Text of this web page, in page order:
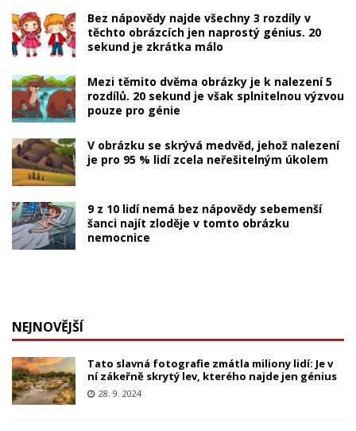
Bez nápovědy najde všechny 3 rozdíly v
těchto obrázcích jen naprostý génius. 20
sekund je zkrátka málo
Mezi těmito dvěma obrázky je k nalezení 5
rozdílů. 20 sekund je však splnitelnou výzvou
pouze pro génie
V obrázku se skrývá medvěd, jehož nalezení
je pro 95 % lidí zcela neřešitelným úkolem
9 z 10 lidí nemá bez nápovědy sebemenší
šanci najít zloděje v tomto obrázku
nemocnice
NEJNOVĚJŠÍ
Tato slavná fotografie zmátla miliony lidí: Je v
ní zákeřně skrytý lev, kterého najde jen génius
28. 9. 2024